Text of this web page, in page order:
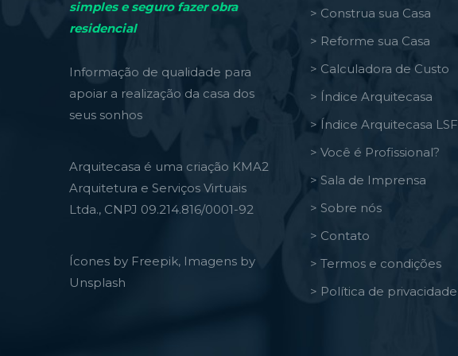
simples e seguro fazer obra
residencial
Informação de qualidade para
apoiar a realização da casa dos
seus sonhos
Arquitecasa é uma criação KMA2
Arquitetura e Serviços Virtuais
Ltda., CNPJ 09.214.816/0001-92
Ícones by Freepik, Imagens by
Unsplash
> Construa sua Casa
> Reforme sua Casa
> Calculadora de Custo
> Índice Arquitecasa
> Índice Arquitecasa LSF
> Você é Profissional?
> Sala de Imprensa
> Sobre nós
> Contato
> Termos e condições
> Política de privacidade